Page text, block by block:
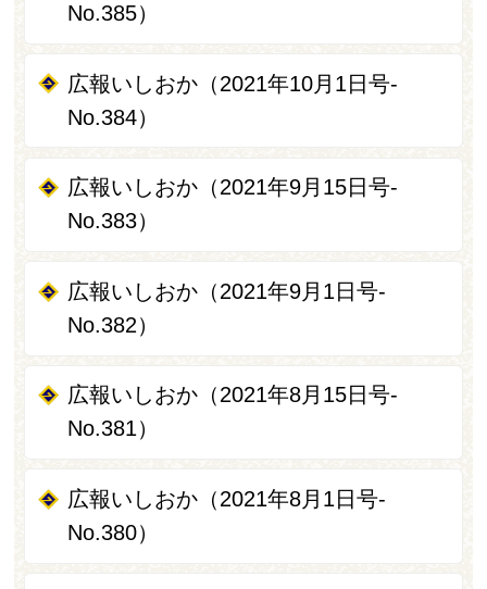
No.385）
広報いしおか（2021年10月1日号-
No.384）
広報いしおか（2021年9月15日号-
No.383）
広報いしおか（2021年9月1日号-
No.382）
広報いしおか（2021年8月15日号-
No.381）
広報いしおか（2021年8月1日号-
No.380）